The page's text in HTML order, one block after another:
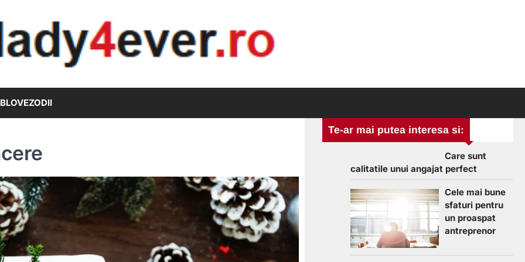
LOVEZODII
Te-ar mai putea interesa si:
Care sunt
calitatile unui angajat perfect
Cele mai bune
sfaturi pentru
un proaspat
antreprenor